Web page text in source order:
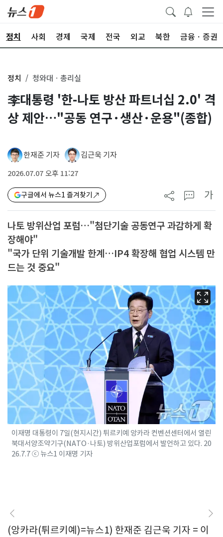
정치 사회 경제 국제 전국 외교 북한 금융ㆍ증권
정치 청와대ㆍ총리실
李대통령 '한-나토 방산 파트너십 2.0' 격
상 제안…"공동 연구·생산·운용"(종합)
한재준 기자 김근욱 기자
2026.07.07 오후 11:27
구글에서 뉴스1 즐겨찾기 가
나토 방위산업 포럼…"첨단기술 공동연구 과감하게 확
장해야"
"국가 단위 기술개발 한계…IP4 확장해 협업 시스템 만
드는 것 중요"
이재명 대통령이 7일(현지시간) 튀르키예 앙카라 컨벤션센터에서 열린
북대서양조약기구(NATO·나토) 방위산업포럼에서 발언하고 있다. 20
26.7.7 ⓒ 뉴스1 이재명 기자
(앙카라(튀르키예)=뉴스1) 한재준 김근욱 기자 = 이